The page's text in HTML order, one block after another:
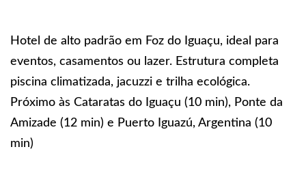
Hotel de alto padrão em Foz do Iguaçu, ideal para
eventos, casamentos ou lazer. Estrutura completa
piscina climatizada, jacuzzi e trilha ecológica.
Próximo às Cataratas do Iguaçu (10 min), Ponte da
Amizade (12 min) e Puerto Iguazú, Argentina (10
min)